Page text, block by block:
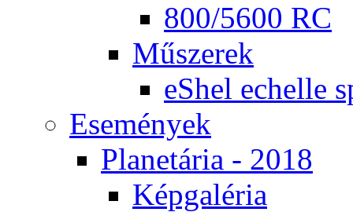
800/5600 RC
Mű­sze­rek
eS­hel echel­le
Ese­mé­nyek
Pla­ne­tá­ria - 2018
Kép­ga­lé­ria